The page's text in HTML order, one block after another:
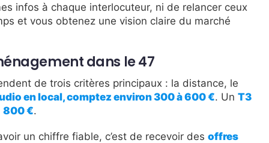
infos à chaque interlocuteur, ni de relancer ceux
et vous obtenez une vision claire du marché
dans le 47
de trois critères principaux : la distance, le
en local, comptez environ 300 à 600 €. Un T3
800 €.
un chiffre fiable, c’est de recevoir des offres